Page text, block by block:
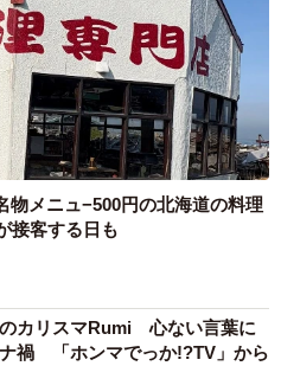
メニュ−500円の北海道の料理
接客する日も
カリスマRumi 心ない言葉に
禍 「ホンマでっか!?TV」から